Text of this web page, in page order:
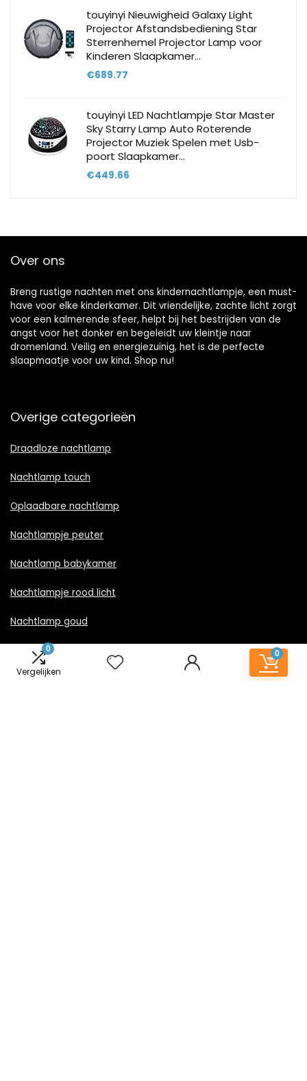
0
Vergelijken
0
touyinyi Nieuwigheid Galaxy Light
Projector Afstandsbediening Star
Sterrenhemel Projector Lamp voor
Kinderen Slaapkamer…
€689.77
touyinyi LED Nachtlampje Star Master
Sky Starry Lamp Auto Roterende
Projector Muziek Spelen met Usb-
poort Slaapkamer…
€449.66
Over ons
Breng rustige nachten met ons kindernachtlampje, een must-
have voor elke kinderkamer. Dit vriendelijke, zachte licht zorgt
voor een kalmerende sfeer, helpt bij het bestrijden van de
angst voor het donker en begeleidt uw kleintje naar
dromenland. Veilig en energiezuinig, het is de perfecte
slaapmaatje voor uw kind. Shop nu!
Overige categorieën
Draadloze nachtlamp
Nachtlamp touch
Oplaadbare nachtlamp
Nachtlampje peuter
Nachtlamp babykamer
Nachtlampje rood licht
Nachtlamp goud
Nachtlamp zwart
LED nachtlampje